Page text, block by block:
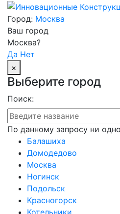
Город: Москва
Ваш город
Москва?
Да Нет
×
Выберите город
Поиск:
По данному запросу ни
Балашиха
Домодедово
Москва
Ногинск
Подольск
Красногорск
Котельники